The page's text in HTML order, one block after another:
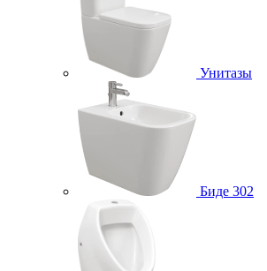
Унитазы
Биде 302